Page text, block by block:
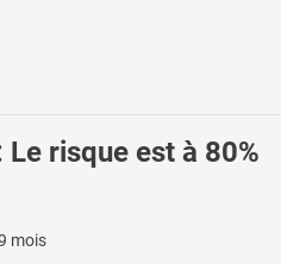
Le risque est à 80%
mois